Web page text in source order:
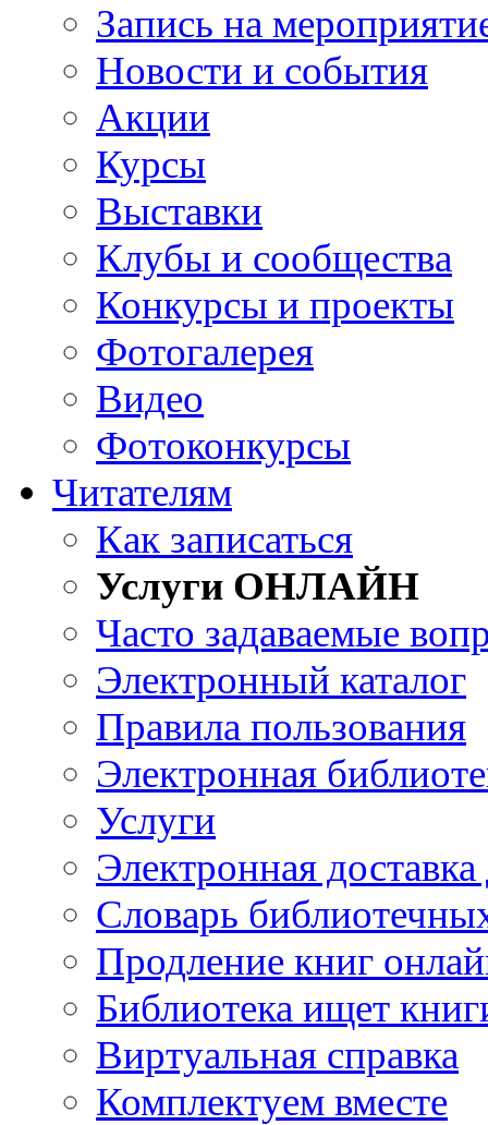
Запись на
Новости и события
Акции
Курсы
Выставки
Клубы и сообщества
Конкурсы и проекты
Фотогалерея
Видео
Фотоконкурсы
Читателям
Как записаться
Услуги ОНЛАЙН
Часто задаваемые
Электронный каталог
Правила пользования
Электронная
Услуги
Электронная
Словарь
Продление книг
Библиотека ищет
Виртуальная справка
Комплектуем вместе